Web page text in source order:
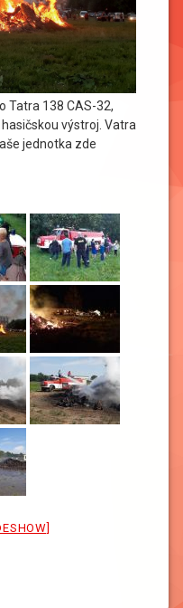
Tatra 138 CAS-32,
výstroj. Vatra
jednotka zde